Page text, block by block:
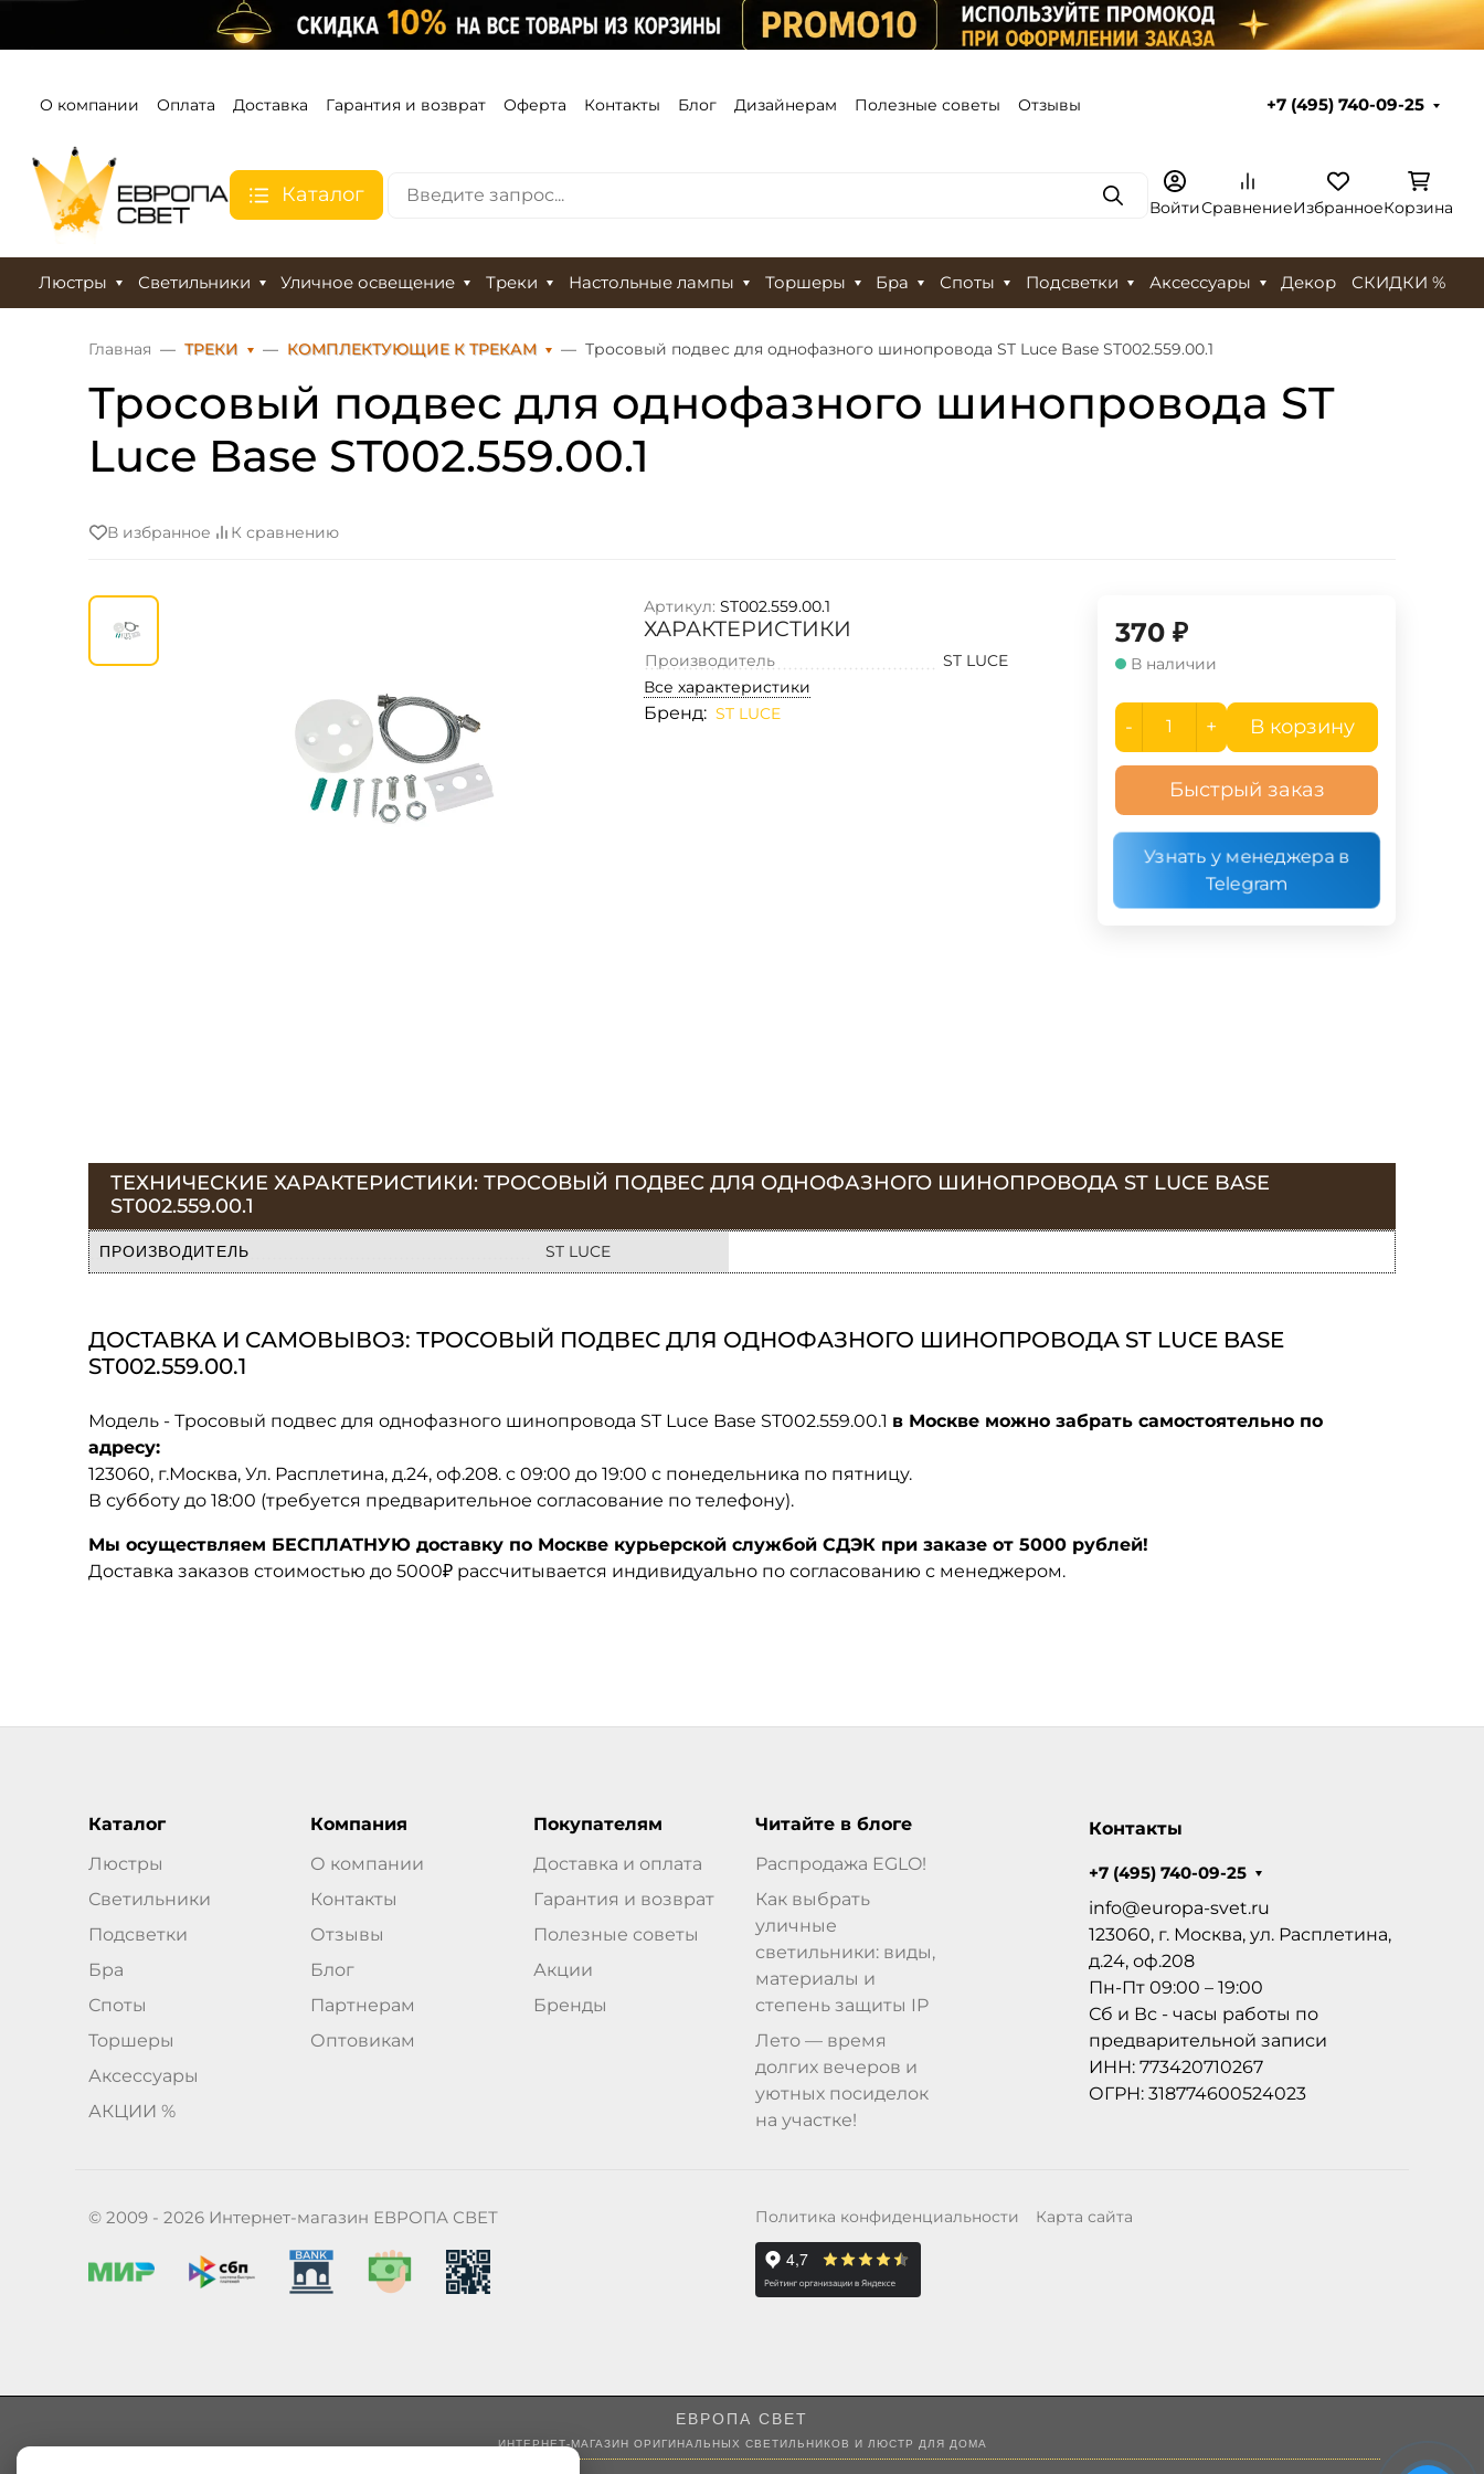
О компании Оплата Доставка Гарантия и возврат Оферта Контакты Блог Дизайнерам Полезные советы Отзывы +7 (495) 740-09-25
Каталог ПоискВойтиСравнениеИзбранноеКорзина
Люстры Светильники Уличное освещение Треки Настольные лампы Торшеры Бра Споты Подсветки Аксессуары Декор СКИДКИ %
Главная ТРЕКИ КОМПЛЕКТУЮЩИЕ К ТРЕКАМ Тросовый подвес для однофазного шинопровода ST Luce Base ST002.559.00.1
Тросовый подвес для однофазного шинопровода ST
Luce Base ST002.559.00.1
В избранное К сравнению
Артикул: ST002.559.00.1
ХАРАКТЕРИСТИКИ
Производитель
ST LUCE
Все характеристики
Бренд: ST LUCE
370 ₽
В наличии
- + В корзину
Быстрый заказ
Узнать у менеджера в
Telegram
ТЕХНИЧЕСКИЕ ХАРАКТЕРИСТИКИ: ТРОСОВЫЙ ПОДВЕС ДЛЯ ОДНОФАЗНОГО ШИНОПРОВОДА ST LUCE BASE
ST002.559.00.1
ПРОИЗВОДИТЕЛЬ ST LUCE
ДОСТАВКА И САМОВЫВОЗ: ТРОСОВЫЙ ПОДВЕС ДЛЯ ОДНОФАЗНОГО ШИНОПРОВОДА ST LUCE BASE
ST002.559.00.1
Модель - Тросовый подвес для однофазного шинопровода ST Luce Base ST002.559.00.1 в Москве можно забрать самостоятельно по
адресу:
123060, г.Москва, Ул. Расплетина, д.24, оф.208. с 09:00 до 19:00 с понедельника по пятницу.
В субботу до 18:00 (требуется предварительное согласование по телефону).
Мы осуществляем БЕСПЛАТНУЮ доставку по Москве курьерской службой СДЭК при заказе от 5000 рублей!
Доставка заказов стоимостью до 5000₽ рассчитывается индивидуально по согласованию с менеджером.
Каталог
Люстры
Светильники
Подсветки
Бра
Споты
Торшеры
Аксессуары
АКЦИИ %
Компания
О компании
Контакты
Отзывы
Блог
Партнерам
Оптовикам
Покупателям
Доставка и оплата
Гарантия и возврат
Полезные советы
Акции
Бренды
Читайте в блоге
Распродажа EGLO!
Как выбрать
уличные
светильники: виды,
материалы и
степень защиты IP
Лето — время
долгих вечеров и
уютных посиделок
на участке!
Контакты
+7 (495) 740-09-25
info@europa-svet.ru
123060, г. Москва, ул. Расплетина,
д.24, оф.208
Пн-Пт 09:00 – 19:00
Сб и Вс - часы работы по
предварительной записи
ИНН: 773420710267
ОГРН: 318774600524023
© 2009 - 2026 Интернет-магазин ЕВРОПА СВЕТ Политика конфиденциальности Карта сайта
ЕВРОПА СВЕТ
ИНТЕРНЕТ-МАГАЗИН ОРИГИНАЛЬНЫХ СВЕТИЛЬНИКОВ И ЛЮСТР ДЛЯ ДОМА